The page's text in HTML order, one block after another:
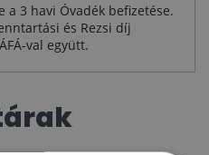
a 3 havi Óvadék befizetése.
és Rezsi díj
val együtt.